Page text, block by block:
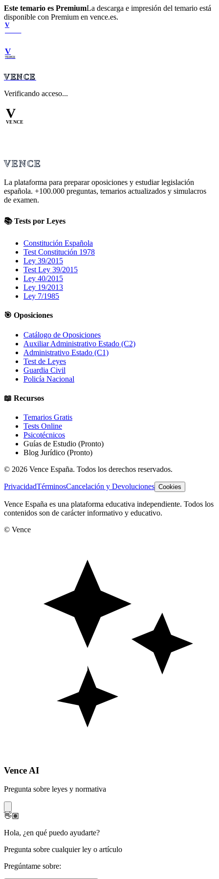
Este temario es PremiumLa descarga e impresión del temario está
disponible con Premium en vence.es.
V
V
VENCE
VENCE
Verificando acceso...
V
VENCE
VENCE
La plataforma para preparar oposiciones y estudiar legislación
española. +100.000 preguntas, temarios actualizados y simulacros
de examen.
📚 Tests por Leyes
Constitución Española
Test Constitución 1978
Ley 39/2015
Test Ley 39/2015
Ley 40/2015
Ley 19/2013
Ley 7/1985
🎯 Oposiciones
Catálogo de Oposiciones
Auxiliar Administrativo Estado (C2)
Administrativo Estado (C1)
Test de Leyes
Guardia Civil
Policía Nacional
📖 Recursos
Temarios Gratis
Tests Online
Psicotécnicos
Guías de Estudio (Pronto)
Blog Jurídico (Pronto)
© 2026 Vence España. Todos los derechos reservados.
PrivacidadTérminosCancelación y Devoluciones Cookies
Vence España es una plataforma educativa independiente. Todos los
contenidos son de carácter informativo y educativo.
© Vence
Vence AI
Pregunta sobre leyes y normativa
👋🏽
Hola, ¿en qué puedo ayudarte?
Pregunta sobre cualquier ley o artículo
Pregúntame sobre: